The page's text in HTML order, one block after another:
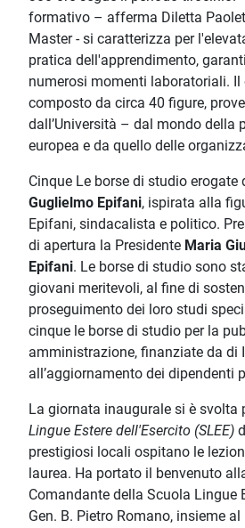
formativo – afferma Diletta
Master - si caratterizza per
pratica dell'apprendimento,
numerosi momenti laboratoriali. Il
composto da circa 40 figure,
dall’Università – dal mondo della
europea e da quello delle
Cinque Le borse di studio erogate
Guglielmo Epifani, ispirata alla
Epifani, sindacalista e politico.
di apertura la Presidente Maria
Epifani. Le borse di studio sono
giovani meritevoli, al fine di
proseguimento dei loro studi
cinque le borse di studio per la
amministrazione, finanziate da di
all’aggiornamento dei dipendenti
La giornata inaugurale si è svolta
Lingue Estere dell'Esercito (SLEE)
prestigiosi locali ospitano le
laurea. Ha portato il benvenuto
Comandante della Scuola Lingue
Gen. B. Pietro Romano, insieme al